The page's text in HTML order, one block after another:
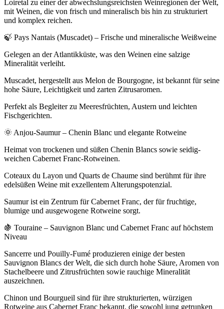
Loiretal zu einer der abwechslungsreichsten Weinregionen der Welt,
mit Weinen, die von frisch und mineralisch bis hin zu strukturiert
und komplex reichen.
🍃 Pays Nantais (Muscadet) – Frische und mineralische Weißweine
Gelegen an der Atlantikküste, was den Weinen eine salzige
Mineralität verleiht.
Muscadet, hergestellt aus Melon de Bourgogne, ist bekannt für seine
hohe Säure, Leichtigkeit und zarten Zitrusaromen.
Perfekt als Begleiter zu Meeresfrüchten, Austern und leichten
Fischgerichten.
🌞 Anjou-Saumur – Chenin Blanc und elegante Rotweine
Heimat von trockenen und süßen Chenin Blancs sowie seidig-
weichen Cabernet Franc-Rotweinen.
Coteaux du Layon und Quarts de Chaume sind berühmt für ihre
edelsüßen Weine mit exzellentem Alterungspotenzial.
Saumur ist ein Zentrum für Cabernet Franc, der für fruchtige,
blumige und ausgewogene Rotweine sorgt.
🍇 Touraine – Sauvignon Blanc und Cabernet Franc auf höchstem
Niveau
Sancerre und Pouilly-Fumé produzieren einige der besten
Sauvignon Blancs der Welt, die sich durch hohe Säure, Aromen von
Stachelbeere und Zitrusfrüchten sowie rauchige Mineralität
auszeichnen.
Chinon und Bourgueil sind für ihre strukturierten, würzigen
Rotweine aus Cabernet Franc bekannt, die sowohl jung getrunken